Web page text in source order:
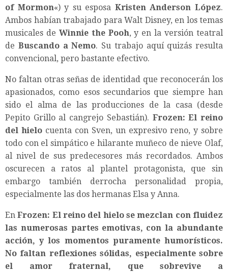
of Mormon«) y su esposa Kristen Anderson López.
Ambos habían trabajado para Walt Disney, en los temas
musicales de Winnie the Pooh, y en la versión teatral
de Buscando a Nemo. Su trabajo aquí quizás resulta
convencional, pero bastante efectivo.
No faltan otras señas de identidad que reconocerán los
apasionados, como esos secundarios que siempre han
sido el alma de las producciones de la casa (desde
Pepito Grillo al cangrejo Sebastián). Frozen: El reino
del hielo cuenta con Sven, un expresivo reno, y sobre
todo con el simpático e hilarante muñeco de nieve Olaf,
al nivel de sus predecesores más recordados. Ambos
oscurecen a ratos al plantel protagonista, que sin
embargo también derrocha personalidad propia,
especialmente las dos hermanas Elsa y Anna.
EnFrozen: El reino del hielo se mezclan con fluidez
las numerosas partes emotivas, con la abundante
acción, y los momentos puramente humorísticos.
No faltan reflexiones sólidas, especialmente sobre
el amor fraternal, que sobrevive a